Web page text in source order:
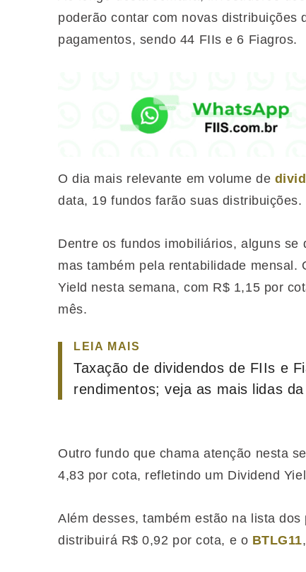
poderão contar com novas distribuições
pagamentos, sendo 44 FIIs e 6 Fiagros.
O dia mais relevante em volume de
data, 19 fundos farão suas distribuições.
Dentre os fundos imobiliários, alguns
mas também pela rentabilidade mensal.
Yield nesta semana, com R$ 1,15 por
mês.
LEIA MAIS
Taxação de dividendos de FIIs e
rendimentos; veja as mais lidas
Outro fundo que chama atenção nesta
4,83 por cota, refletindo um Dividend
Além desses, também estão na lista dos
distribuirá R$ 0,92 por cota, e o BTLG11